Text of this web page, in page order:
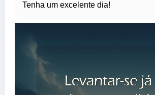
Tenha um excelente dia!